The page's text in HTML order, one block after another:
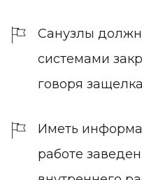
Санузлы
системами
говоря
Иметь
работе